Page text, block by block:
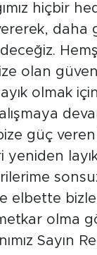
hiçbir
daha
olan
olmak
güç
yeniden
elbette
olma
Sayın